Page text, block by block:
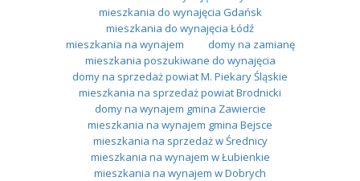
mieszkania do wynajęcia Gdańsk
mieszkania do wynajęcia Łódź
mieszkania na wynajem
domy na zamianę
mieszkania poszukiwane do wynajęcia
domy na sprzedaż powiat M. Piekary Śląskie
mieszkania na sprzedaż powiat Brodnicki
domy na wynajem gmina Zawiercie
mieszkania na wynajem gmina Bejsce
mieszkania na sprzedaż w Średnicy
mieszkania na wynajem w Łubienkie
mieszkania na wynajem w Dobrych